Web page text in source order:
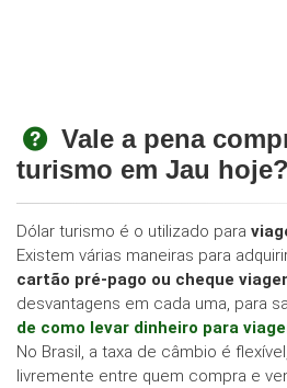
Vale a pena
turismo em Jau hoje?
Dólar turismo é o utilizado para
Existem várias maneiras para
cartão pré-pago ou cheque
desvantagens em cada uma, para
de como levar dinheiro para
No Brasil, a taxa de câmbio é
livremente entre quem compra e